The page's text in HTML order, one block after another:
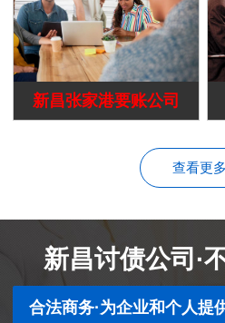
新昌张家港要账公司
查看更
新昌讨债公司·
合法商务·为企业和个人提